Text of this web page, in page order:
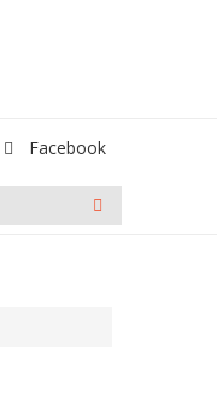
Facebook